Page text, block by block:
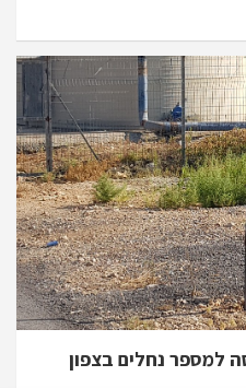
למספר נחלים בצפון